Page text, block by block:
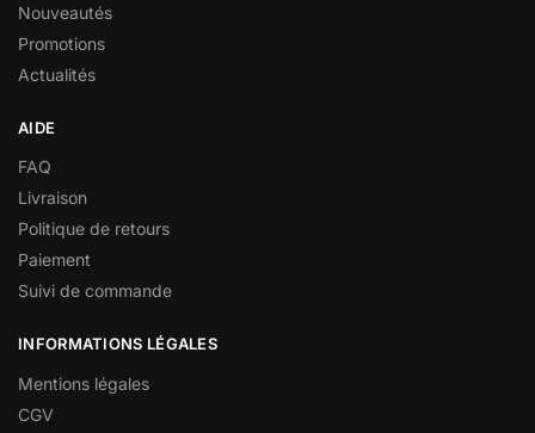
Nouveautés
Promotions
Actualités
AIDE
FAQ
Livraison
Politique de retours
Paiement
Suivi de commande
INFORMATIONS LÉGALES
Mentions légales
CGV